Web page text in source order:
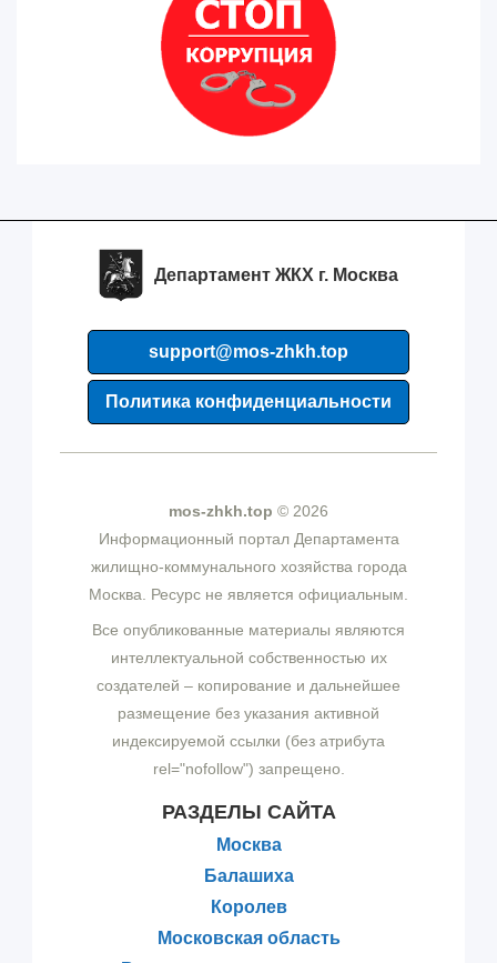
Департамент ЖКХ г. Москва
support@mos-zhkh.top
Политика конфиденциальности
mos-zhkh.top © 2026
Информационный портал Департамента
жилищно-коммунального хозяйства города
Москва. Ресурс не является официальным.
Все опубликованные материалы являются
интеллектуальной собственностью их
создателей – копирование и дальнейшее
размещение без указания активной
индексируемой ссылки (без атрибута
rel="nofollow") запрещено.
РАЗДЕЛЫ САЙТА
Москва
Балашиха
Королев
Московская область